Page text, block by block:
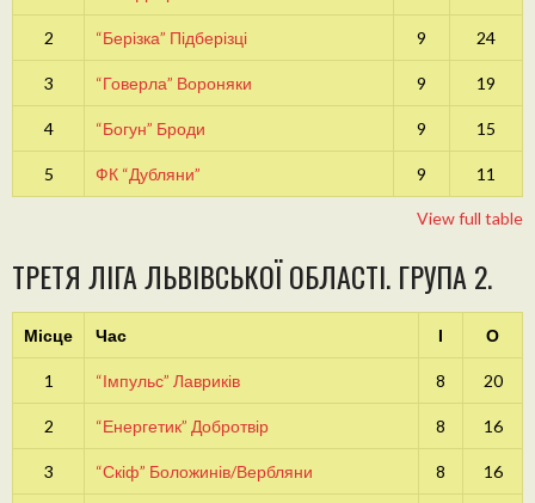
2 “Берізка” Підберізці 9 24
3 “Говерла” Вороняки 9 19
4 “Богун” Броди 9 15
5 ФК “Дубляни” 9 11
View full table
ТРЕТЯ ЛІГА ЛЬВІВСЬКОЇ ОБЛАСТІ. ГРУПА 2.
Місце Час І О
1 “Імпульс” Лавриків 8 20
2 “Енергетик” Добротвір 8 16
3 “Скіф” Боложинів/Вербляни 8 16